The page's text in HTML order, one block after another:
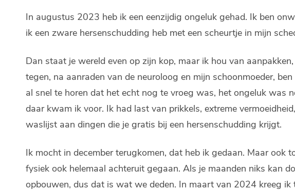
In augustus 2023 heb ik een eenzijdig ongeluk gehad. Ik ben
ik een zware hersenschudding heb met een scheurtje in mijn
Dan staat je wereld even op zijn kop, maar ik hou van
tegen, na aanraden van de neuroloog en mijn schoonmoeder,
al snel te horen dat het echt nog te vroeg was, het ongeluk was
daar kwam ik voor. Ik had last van prikkels, extreme
waslijst aan dingen die je gratis bij een hersenschudding krijgt.
Ik mocht in december terugkomen, dat heb ik gedaan. Maar
fysiek ook helemaal achteruit gegaan. Als je maanden niks kan
opbouwen, dus dat is wat we deden. In maart van 2024 kreeg